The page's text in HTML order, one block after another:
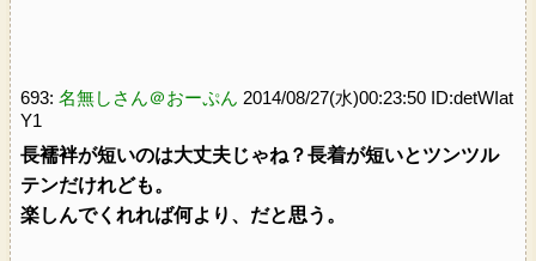
693: 名無しさん＠おーぷん 2014/08/27(水)00:23:50 ID:detWIat
Y1
長襦袢が短いのは大丈夫じゃね？長着が短いとツンツル
テンだけれども。
楽しんでくれれば何より、だと思う。